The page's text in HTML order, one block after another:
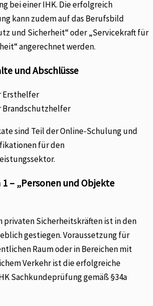
bei einer IHK. Die erfolgreich
kann zudem auf das Berufsbild
und Sicherheit“ oder „Servicekraft für
angerechnet werden.
und Abschlüsse
Ersthelfer
sind Teil der Online-Schulung und
für den
– „Personen und Objekte
privaten Sicherheitskräften ist in den
gestiegen. Voraussetzung für
Raum oder in Bereichen mit
Verkehr ist die erfolgreiche
Sachkundeprüfung gemäß §34a